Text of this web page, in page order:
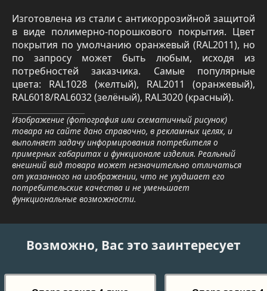
Изготовлена из стали с антикоррозийной защитой
в виде полимерно-порошкового покрытия. Цвет
покрытия по умолчанию оранжевый (RAL2011), но
по запросу может быть любым, исходя из
потребностей заказчика. Самые популярные
цвета: RAL1028 (желтый), RAL2011 (оранжевый),
RAL6018/RAL6032 (зелёный), RAL3020 (красный).
Изображение (фотография или схематичный рисунок)
товара на сайте дано справочно, в рекламных целях, и
выполняет задачу информирования потребителя о
примерных габаритах и функционале изделия. Реальный
внешний вид товара может незначительно отличаться
от указанного на изображении, что не ухудшает его
потребительские качества и не уменьшает
функциональные возможности.
Возможно, Вас это заинтересует